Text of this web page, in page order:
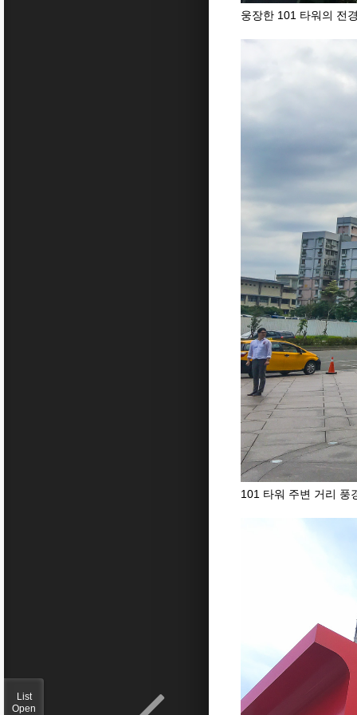
웅장한 101 타워의 전
101 타워 주변 거리 풍
List
Open